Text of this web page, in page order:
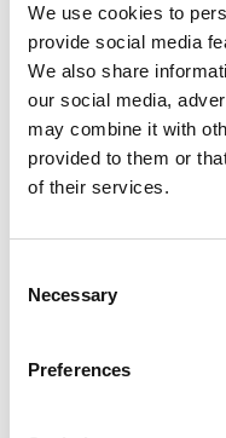
We use cookies to
provide social media
We also share
our social media,
may combine it with
provided to them or
of their services.
Selection
Necessary
Preferences
powierzchniach, w tym
być stosowany do
klejeniem.
Cechy i
• usuwa oporny brud
• szybko wysycha, dzięki
manipulować czyszczoną
uniknąć nadmiernej aplikacji